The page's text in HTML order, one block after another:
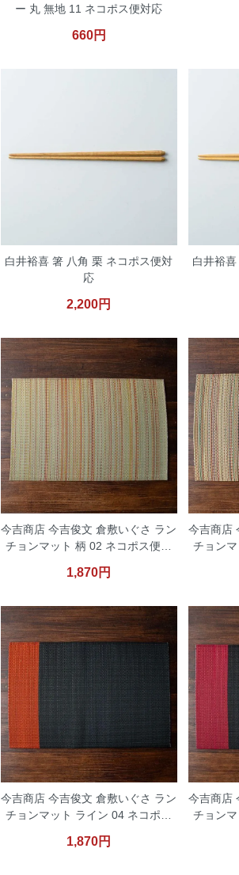
ー 丸 無地 11 ネコポス便対応
660円
白井裕喜 箸 八角 栗 ネコポス便対
応
2,200円
白井裕
今吉商店 今吉俊文 倉敷いぐさ ラン
チョンマット 柄 02 ネコポス便対
1,870円
今吉商店
チョンマ
今吉商店 今吉俊文 倉敷いぐさ ラン
チョンマット ライン 04 ネコポス
1,870円
今吉商店
チョンマ